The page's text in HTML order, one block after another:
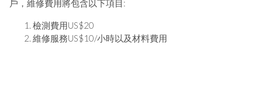
戶，維修費用將包含以下項目:
檢測費用US$20
維修服務US$10/小時以及材料費用